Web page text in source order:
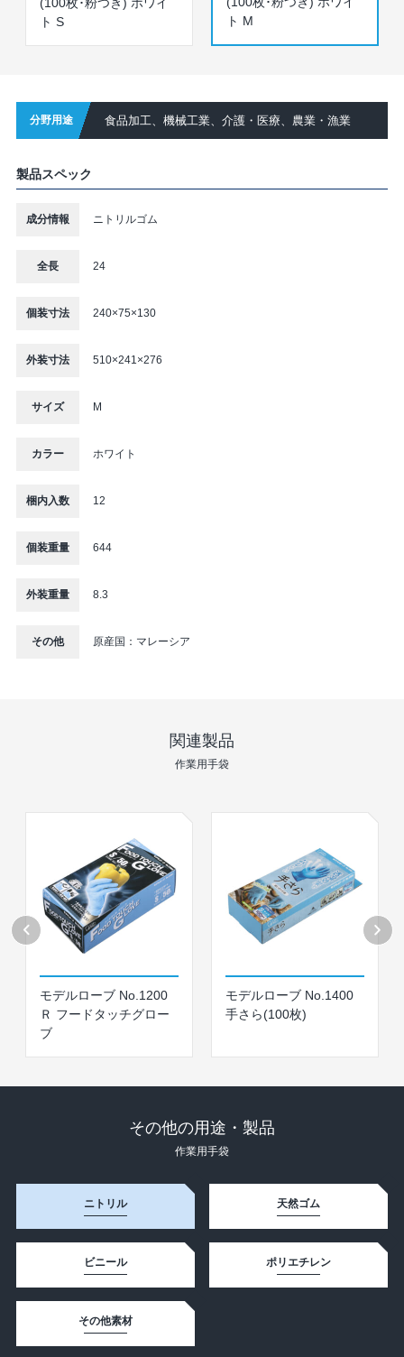
(100枚･粉つき) ホワイ
ト S
ト M
分野用途 食品加工、機械工業、介護・医療、農業・漁業
製品スペック
成分情報 ニトリルゴム
全長 24
個装寸法 240×75×130
外装寸法 510×241×276
サイズ M
カラー ホワイト
梱内入数 12
個装重量 644
外装重量 8.3
その他 原産国：マレーシア
関連製品
作業⽤⼿袋
モデルローブ No.1200
Ｒ フードタッチグロー
ブ
モデルローブ No.1400
手さら(100枚)
その他の用途・製品
作業⽤⼿袋
ニトリル 天然ゴム
ビニール ポリエチレン
その他素材